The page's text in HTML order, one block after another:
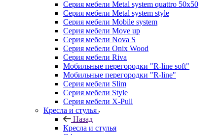
Серия мебели Metal system quattro 50x50
Серия мебели Metal system style
Серия мебели Mobile system
Серия мебели Move up
Серия мебели Nova S
Серия мебели Onix Wood
Серия мебели Riva
Мобильные перегородки "R-line soft"
Мобильные перегородки "R-line"
Серия мебели Slim
Серия мебели Style
Серия мебели X-Pull
Кресла и стулья
Назад
Кресла и стулья